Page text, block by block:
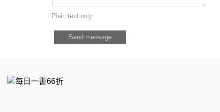
Plain text only.